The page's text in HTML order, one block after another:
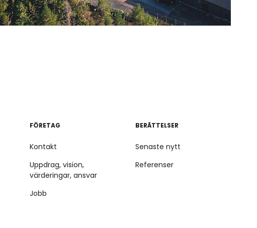
FÖRETAG
Kontakt
Uppdrag, vision,
värderingar, ansvar
Jobb
BERÄTTELSER
Senaste nytt
Referenser